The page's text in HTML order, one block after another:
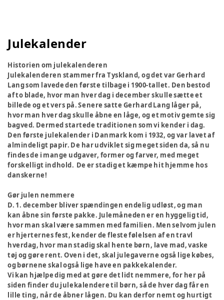
Julekalender
Historien om julekalenderen
Julekalenderen stammer fra Tyskland, og det var Gerhard
Lang som lavede den første tilbage i 1900-tallet. Den bestod
af to blade, hvor man hver dag i december skulle sætte et
billede og et vers på. Senere satte Gerhard Lang låger på,
hvor man hver dag skulle åbne en låge, og et motiv gemte sig
bagved. Dermed startede traditionen som vi kender i dag.
Den første julekalender i Danmark kom i 1932, og var lavet af
almindeligt papir. De har udviklet sig meget siden da, så nu
findes de i mange udgaver, former og farver, med meget
forskelligt indhold. De er stadig et kæmpe hit hjemme hos
danskerne!
Gør julen nemmere
D. 1. december bliver spændingen endelig udløst, og man
kan åbne sin første pakke. Julemåneden er en hyggelig tid,
hvor man skal være sammen med familien. Men selvom julen
er hjerternes fest, kender de fleste følelsen af en travl
hverdag, hvor man stadig skal hente børn, lave mad, vaske
tøj og gøre rent. Oven i det, skal julegaverne også lige købes,
og børnene skal også lige have en pakkekalender.
Vi kan hjælpe dig med at gøre det lidt nemmere, for her på
siden finder du julekalendere til børn, så de hver dag får en
lille ting, når de åbner lågen. Du kan derfor nemt og hurtigt